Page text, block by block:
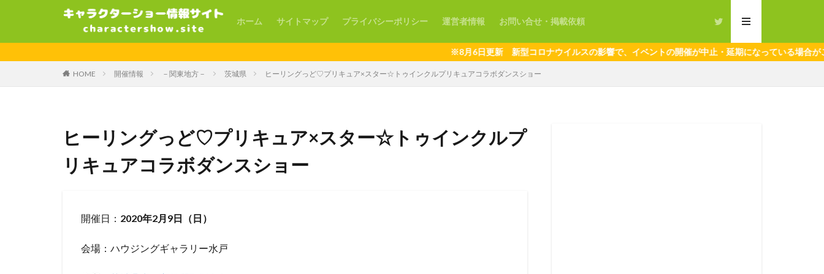
ホーム サイトマップ プライバシーポリシー 運営者情報 お問い合せ・掲載依頼
※8月6日更新 新型コロナウイルスの影響で、イベントの開催が中止・延期になっている場合がござい
HOME 開催情報 －関東地方－ 茨城県 ヒーリングっど♡プリキュア×スター☆トゥインクルプリキュアコラボダンスショー
ヒーリングっど♡プリキュア×スター☆トゥインクルプ
リキュアコラボダンスショー
開催日： 2020年2月9日（日）
会場：ハウジングギャラリー水戸